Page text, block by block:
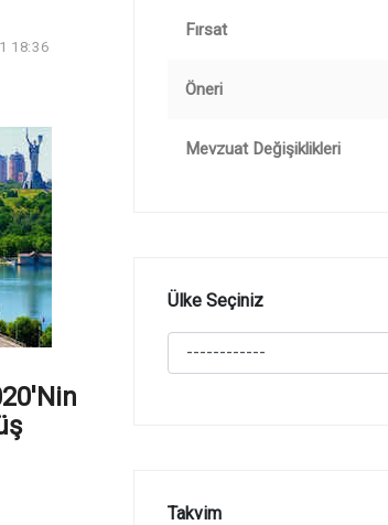
18:36
Fırsat
Öneri
Mevzuat Değişiklikleri
Ülke Seçiniz
Takvim